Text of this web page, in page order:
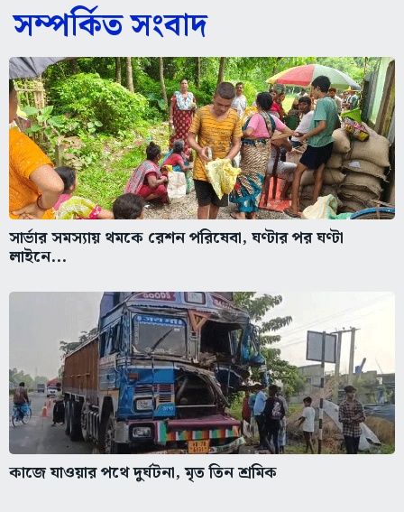
সম্পর্কিত সংবাদ
সার্ভার সমস্যায় থমকে রেশন পরিষেবা, ঘণ্টার পর ঘণ্টা
লাইনে...
কাজে যাওয়ার পথে দুর্ঘটনা, মৃত তিন শ্রমিক